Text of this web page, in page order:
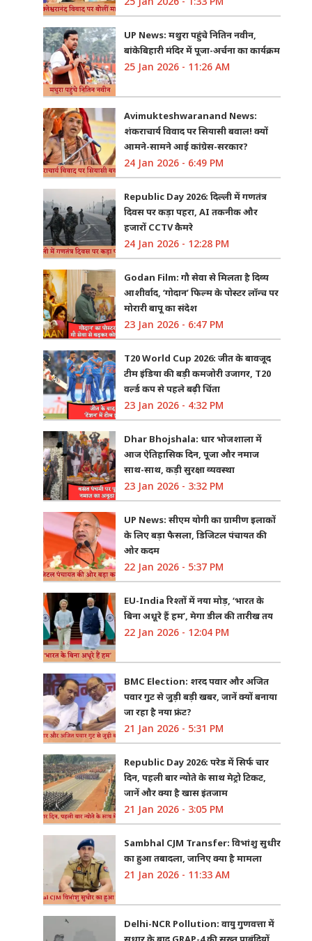
UP News: मथुरा पहुंचे नितिन नवीन,
बांकेबिहारी मंदिर में पूजा-अर्चना का कार्यक्रम
25 Jan 2026 - 11:26 AM
Avimukteshwaranand News:
शंकराचार्य विवाद पर सियासी बवाल! क्यों
आमने-सामने आई कांग्रेस-सरकार?
24 Jan 2026 - 6:49 PM
Republic Day 2026: दिल्ली में गणतंत्र
दिवस पर कड़ा पहरा, AI तकनीक और
हजारों CCTV कैमरे
24 Jan 2026 - 12:28 PM
Godan Film: गौ सेवा से मिलता है दिव्य
आशीर्वाद, ‘गोदान’ फिल्म के पोस्टर लॉन्च पर
मोरारी बापू का संदेश
23 Jan 2026 - 6:47 PM
T20 World Cup 2026: जीत के बावजूद
टीम इंडिया की बड़ी कमजोरी उजागर, T20
वर्ल्ड कप से पहले बढ़ी चिंता
23 Jan 2026 - 4:32 PM
Dhar Bhojshala: धार भोजशाला में
आज ऐतिहासिक दिन, पूजा और नमाज
साथ-साथ, कड़ी सुरक्षा व्यवस्था
23 Jan 2026 - 3:32 PM
UP News: सीएम योगी का ग्रामीण इलाकों
के लिए बड़ा फैसला, डिजिटल पंचायत की
ओर कदम
22 Jan 2026 - 5:37 PM
EU-India रिश्तों में नया मोड़, ‘भारत के
बिना अधूरे हैं हम’, मेगा डील की तारीख तय
22 Jan 2026 - 12:04 PM
BMC Election: शरद पवार और अजित
पवार गुट से जुड़ी बड़ी खबर, जानें क्यों बनाया
जा रहा है नया फ्रंट?
21 Jan 2026 - 5:31 PM
Republic Day 2026: परेड में सिर्फ चार
दिन, पहली बार न्योते के साथ मेट्रो टिकट,
जानें और क्या है खास इंतजाम
21 Jan 2026 - 3:05 PM
Sambhal CJM Transfer: विभांशु सुधीर
का हुआ तबादला, जानिए क्या है मामला
21 Jan 2026 - 11:33 AM
Delhi-NCR Pollution: वायु गुणवत्ता में